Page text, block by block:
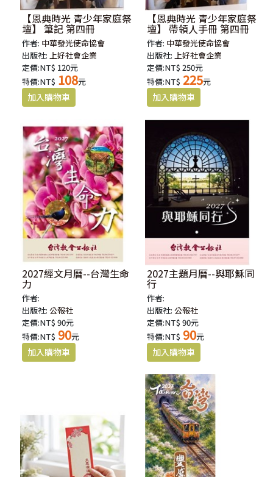
【恩典時光 青少年家庭祭
壇】 筆記 第四冊
作者: 中華發光使命協會
出版社:上好社會企業
定價:NT$ 120元
特價:NT$ 108元
【恩典時光 青少年家庭祭
壇】 帶領人手冊 第四冊
作者: 中華發光使命協會
出版社:上好社會企業
定價:NT$ 250元
特價:NT$ 225元
2027經文月曆--台灣生命
力
作者:
出版社:公報社
定價:NT$ 90元
特價:NT$ 90元
2027主題月曆--與耶穌同
行
作者:
出版社:公報社
定價:NT$ 90元
特價:NT$ 90元